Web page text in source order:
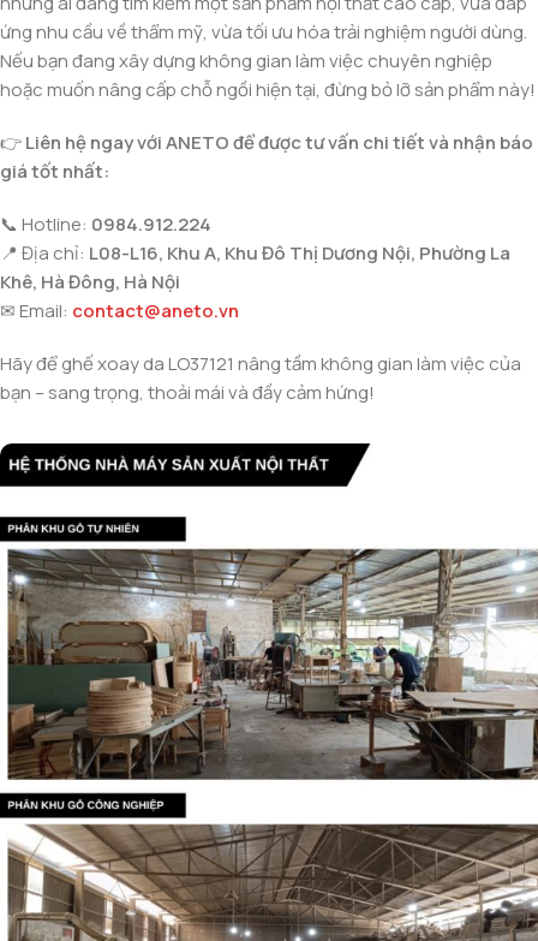
ứng nhu cầu về thẩm mỹ, vừa tối ưu hóa trải nghiệm người dùng.
Nếu bạn đang xây dựng không gian làm việc chuyên nghiệp
hoặc muốn nâng cấp chỗ ngồi hiện tại, đừng bỏ lỡ sản phẩm này!
👉Liên hệ ngay với ANETO để được tư vấn chi tiết và nhận báo
giá tốt nhất:
📞 Hotline: 0984.912.224
📍 Địa chỉ: L08-L16, Khu A, Khu Đô Thị Dương Nội, Phường La
Khê, Hà Đông, Hà Nội
✉ Email: contact@aneto.vn
Hãy để ghế xoay da LO37121 nâng tầm không gian làm việc của
bạn – sang trọng, thoải mái và đầy cảm hứng!